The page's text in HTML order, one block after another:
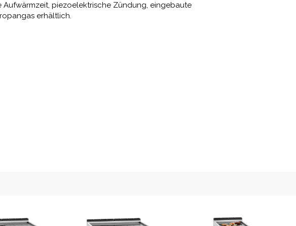
piezoelektrische Zündung, eingebaute
erhältlich.